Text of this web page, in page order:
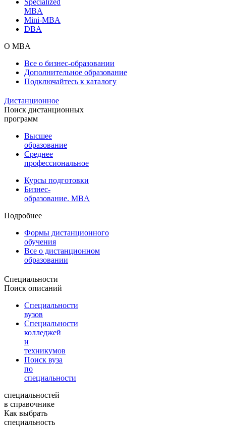
MBA
Mini-MBA
DBA
О MBA
Все о бизнес-образовании
Дополнительное образование
Подключайтесь к каталогу
Дистанционное
Поиск дистанционных
программ
Высшее
образование
Среднее
профессиональное
Курсы подготовки
Бизнес-
образование. MBA
Подробнее
Формы дистанционного
обучения
Все о дистанционном
образовании
Специальности
Поиск описаний
Специальности
вузов
Специальности
колледжей
и
техникумов
Поиск вуза
по
специальности
специальностей
в справочнике
Как выбрать
специальность